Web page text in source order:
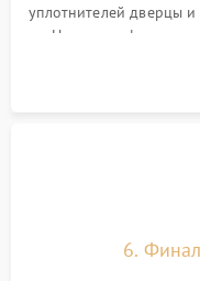
уплотнителей дверцы
Надежная фиксация
сборка корпуса
6.